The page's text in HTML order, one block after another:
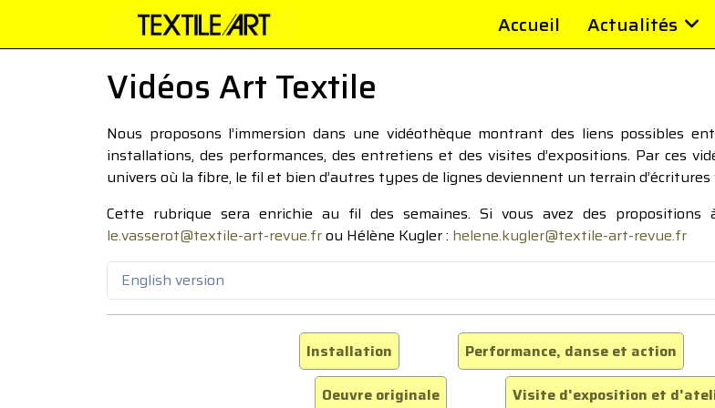
Accueil Actualités
Vidéos Art Textile
Nous proposons l’immersion dans une vidéothèque montrant des liens possibles
installations, des performances, des entretiens et des visites d’expositions. Par ces
univers où la fibre, le fil et bien d’autres types de lignes deviennent un terrain
Cette rubrique sera enrichie au fil des semaines. Si vous avez des propositions
le.vasserot@textile-art-revue.frou Hélène Kugler : helene.kugler@textile-art-revue.fr
English version
Installation Performance, danse et action
Oeuvre originale
Visite d'exposition et